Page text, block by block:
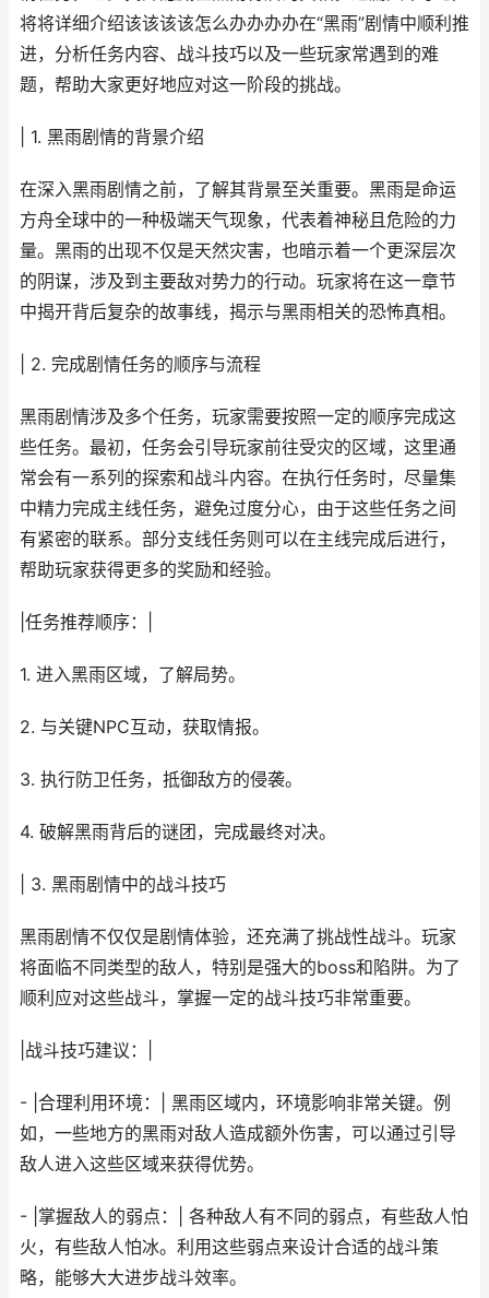
将将详细介绍该该该该怎么办办办办在“黑雨”剧情中顺利推
进，分析任务内容、战斗技巧以及一些玩家常遇到的难
题，帮助大家更好地应对这一阶段的挑战。
| 1. 黑雨剧情的背景介绍
在深入黑雨剧情之前，了解其背景至关重要。黑雨是命运
方舟全球中的一种极端天气现象，代表着神秘且危险的力
量。黑雨的出现不仅是天然灾害，也暗示着一个更深层次
的阴谋，涉及到主要敌对势力的行动。玩家将在这一章节
中揭开背后复杂的故事线，揭示与黑雨相关的恐怖真相。
| 2. 完成剧情任务的顺序与流程
黑雨剧情涉及多个任务，玩家需要按照一定的顺序完成这
些任务。最初，任务会引导玩家前往受灾的区域，这里通
常会有一系列的探索和战斗内容。在执行任务时，尽量集
中精力完成主线任务，避免过度分心，由于这些任务之间
有紧密的联系。部分支线任务则可以在主线完成后进行，
帮助玩家获得更多的奖励和经验。
|任务推荐顺序：|
1. 进入黑雨区域，了解局势。
2. 与关键NPC互动，获取情报。
3. 执行防卫任务，抵御敌方的侵袭。
4. 破解黑雨背后的谜团，完成最终对决。
| 3. 黑雨剧情中的战斗技巧
黑雨剧情不仅仅是剧情体验，还充满了挑战性战斗。玩家
将面临不同类型的敌人，特别是强大的boss和陷阱。为了
顺利应对这些战斗，掌握一定的战斗技巧非常重要。
|战斗技巧建议：|
- |合理利用环境：| 黑雨区域内，环境影响非常关键。例
如，一些地方的黑雨对敌人造成额外伤害，可以通过引导
敌人进入这些区域来获得优势。
- |掌握敌人的弱点：| 各种敌人有不同的弱点，有些敌人怕
火，有些敌人怕冰。利用这些弱点来设计合适的战斗策
略，能够大大进步战斗效率。